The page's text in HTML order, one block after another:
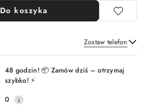
Do koszyka
Zostaw telefon
Wyślij
48 godzin! 📦 Zamów dziś – otrzymaj
szybko! ⚡
0